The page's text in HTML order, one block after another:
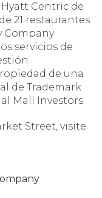
Centric de
21 restaurantes
Company
servicios de
de una
de Trademark
Mall Investors.
Street, visite